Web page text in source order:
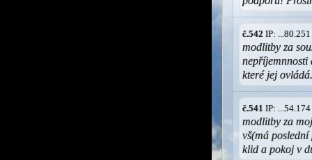
č.542 IP:
modlitby za
nepříjemnnosti
které jej
č.541 IP:
modlitby za
vš(má
klid a pokoj v